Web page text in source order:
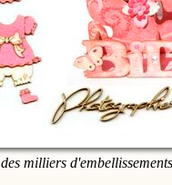
des milliers